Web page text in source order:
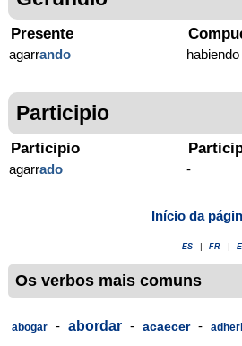
Presente
agarrando
Participio
Participio
agarrado -
Início da
ES FR
Os verbos mais comuns
abogar - abordar - acaecer -